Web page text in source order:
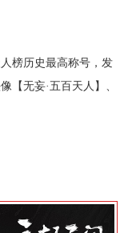
榜历史最高称号，发
【无妄·五百天人】、